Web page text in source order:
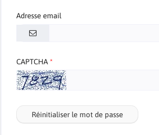
Adresse email
CAPTCHA
Réinitialiser le mot de passe